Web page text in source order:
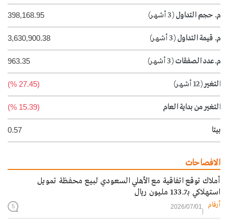
م. حجم التداول (3 أشهر) 398,168.95
م. قيمة التداول (3 أشهر) 3,630,900.38
م.عدد الصفقات (3 أشهر) 963.35
التغير(12 أشهر) (27.45 %)
التغير من بداية العام (15.39 %)
بيتا 0.57
الافصاحات
أملاك توقع اتفاقية مع الأهلي السعودي لبيع محفظة تمويل
استهلاكي بـ133.7 مليون ريال
أرقام 2026/07/01
5